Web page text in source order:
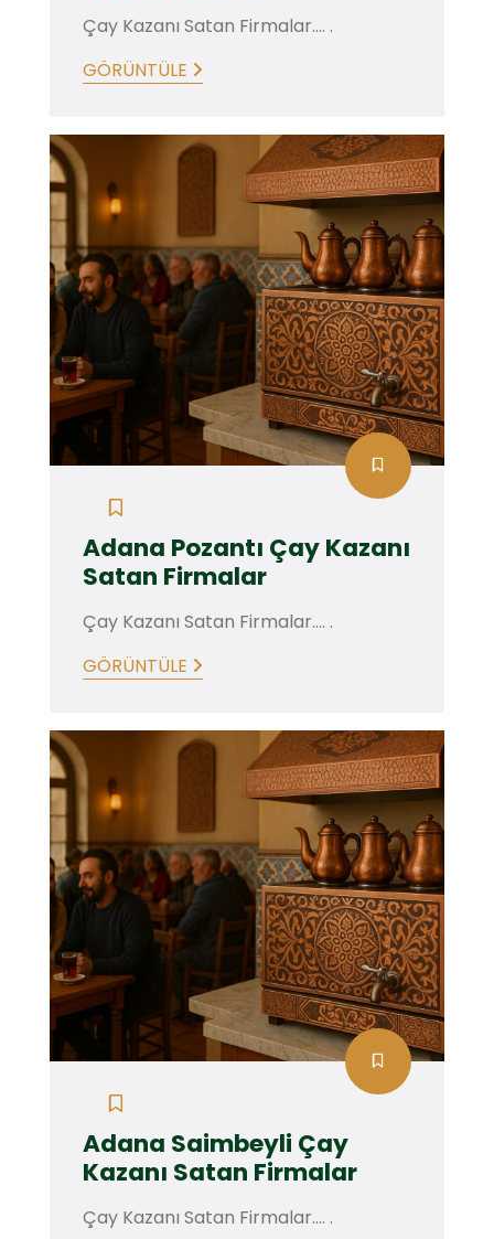
Çay Kazanı Satan Firmalar.... .
GÖRÜNTÜLE
Adana Pozantı Çay Kazanı
Satan Firmalar
Çay Kazanı Satan Firmalar.... .
GÖRÜNTÜLE
Adana Saimbeyli Çay
Kazanı Satan Firmalar
Çay Kazanı Satan Firmalar.... .